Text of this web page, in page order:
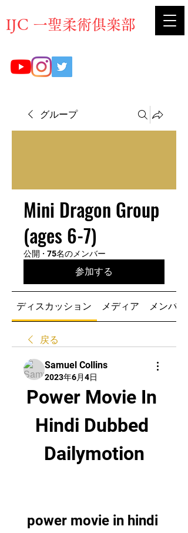
​IJC 一聖柔術俱楽部
グループ
Mini Dragon Group
(ages 6-7)
公開 · 75名のメンバー
参加する
ディスカッション メディア メンバー
戻る
Samuel Collins
2023年6月4日
Power Movie In
Hindi Dubbed
Dailymotion
power movie in hindi